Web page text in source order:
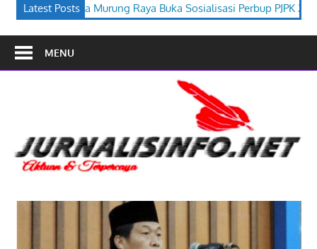
Latest Posts
Buka Sosialisasi Perbup PJPK 2026–2030 Festival Budaya
MENU